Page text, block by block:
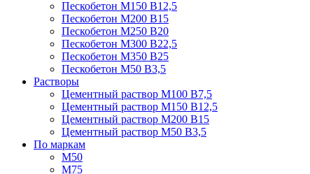
Пескобетон М150 В12,5
Пескобетон М200 В15
Пескобетон М250 В20
Пескобетон М300 В22,5
Пескобетон М350 В25
Пескобетон М50 В3,5
Растворы
Цементный раствор М100 В7,5
Цементный раствор М150 В12,5
Цементный раствор М200 В15
Цементный раствор М50 В3,5
По маркам
М50
М75